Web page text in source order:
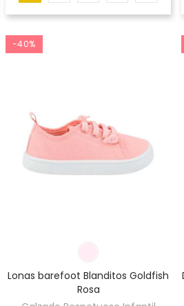
-40%
Lonas barefoot Blanditos Goldfish
Rosa